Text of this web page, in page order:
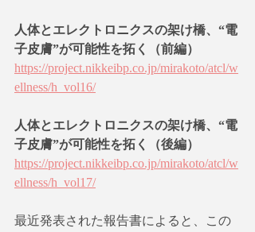
人体とエレクトロニクスの架け橋、“電
子皮膚”が可能性を拓く（前編）
https://project.nikkeibp.co.jp/mirakoto/atcl/w
ellness/h_vol16/
人体とエレクトロニクスの架け橋、“電
子皮膚”が可能性を拓く（後編）
https://project.nikkeibp.co.jp/mirakoto/atcl/w
ellness/h_vol17/
最近発表された報告書によると、この